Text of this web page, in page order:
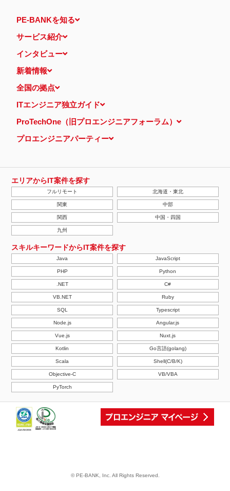
PE-BANKを知る
サービス紹介
インタビュー
新着情報
全国の拠点
ITエンジニア独立ガイド
ProTechOne（旧プロエンジニアフォーラム）
プロエンジニアパーティー
エリアからIT案件を探す
フルリモート 北海道・東北
関東 中部
関西 中国・四国
九州
スキルキーワードからIT案件を探す
Java JavaScript
PHP Python
.NET C#
VB.NET Ruby
SQL Typescript
Node.js Angular.js
Vue.js Nuxt.js
Kotlin Go言語(golang)
Scala Shell(C/B/K)
Objective-C VB/VBA
PyTorch
© PE-BANK, Inc. All Rights Reserved.